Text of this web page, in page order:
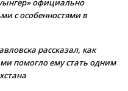
официально
с особенностями в
рассказал, как
помогло ему стать одним